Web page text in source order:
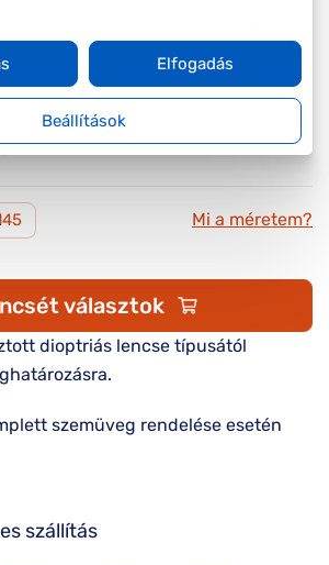
Mi a méretem?
választok
dioptriás lencse típusától
szemüveg rendelése esetén
szállítás
Beállítások
Elfogadás